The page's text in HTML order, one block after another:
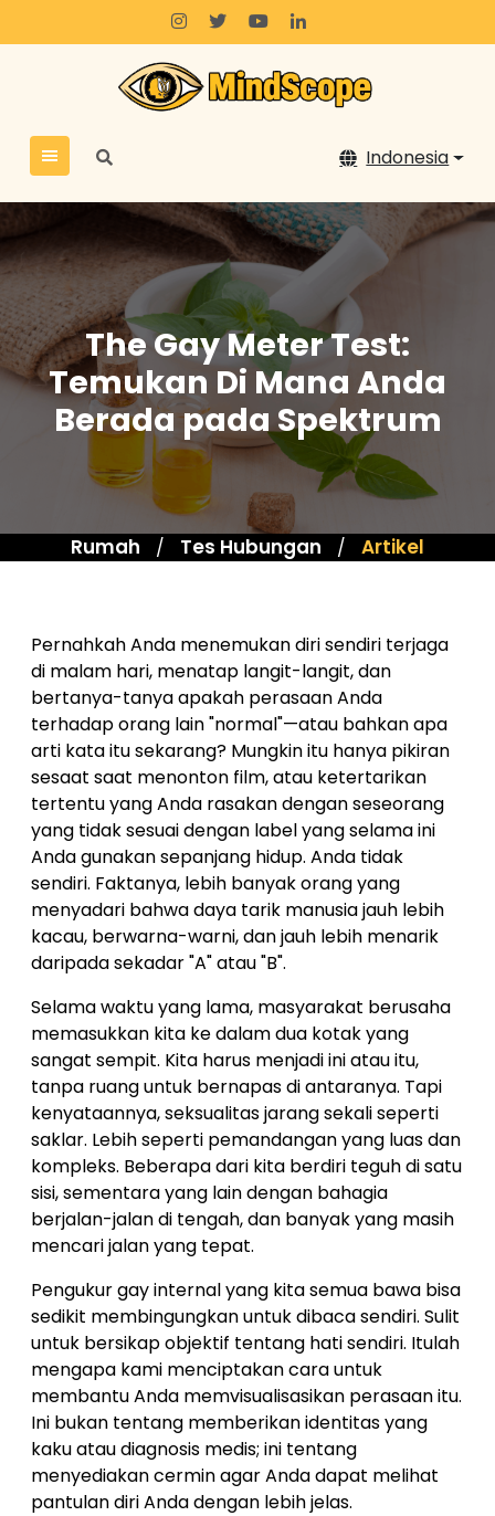
ke
Indonesia
The Gay Meter Test:
Temukan Di Mana Anda
Berada pada Spektrum
Rumah / Tes Hubungan / Artikel
Pernahkah Anda menemukan diri sendiri terjaga
di malam hari, menatap langit-langit, dan
bertanya-tanya apakah perasaan Anda
terhadap orang lain "normal"—atau bahkan apa
arti kata itu sekarang? Mungkin itu hanya pikiran
sesaat saat menonton film, atau ketertarikan
tertentu yang Anda rasakan dengan seseorang
yang tidak sesuai dengan label yang selama ini
Anda gunakan sepanjang hidup. Anda tidak
sendiri. Faktanya, lebih banyak orang yang
menyadari bahwa daya tarik manusia jauh lebih
kacau, berwarna-warni, dan jauh lebih menarik
daripada sekadar "A" atau "B".
Selama waktu yang lama, masyarakat berusaha
memasukkan kita ke dalam dua kotak yang
sangat sempit. Kita harus menjadi ini atau itu,
tanpa ruang untuk bernapas di antaranya. Tapi
kenyataannya, seksualitas jarang sekali seperti
saklar. Lebih seperti pemandangan yang luas dan
kompleks. Beberapa dari kita berdiri teguh di satu
sisi, sementara yang lain dengan bahagia
berjalan-jalan di tengah, dan banyak yang masih
mencari jalan yang tepat.
Pengukur gay internal yang kita semua bawa bisa
sedikit membingungkan untuk dibaca sendiri. Sulit
untuk bersikap objektif tentang hati sendiri. Itulah
mengapa kami menciptakan cara untuk
membantu Anda memvisualisasikan perasaan itu.
Ini bukan tentang memberikan identitas yang
kaku atau diagnosis medis; ini tentang
menyediakan cermin agar Anda dapat melihat
pantulan diri Anda dengan lebih jelas.